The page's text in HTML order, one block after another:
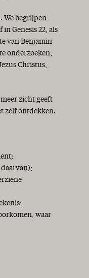
We begrijpen
Genesis 22, als
van Benjamin
onderzoeken,
Christus,
zicht geeft
zelf ontdekken.
waar